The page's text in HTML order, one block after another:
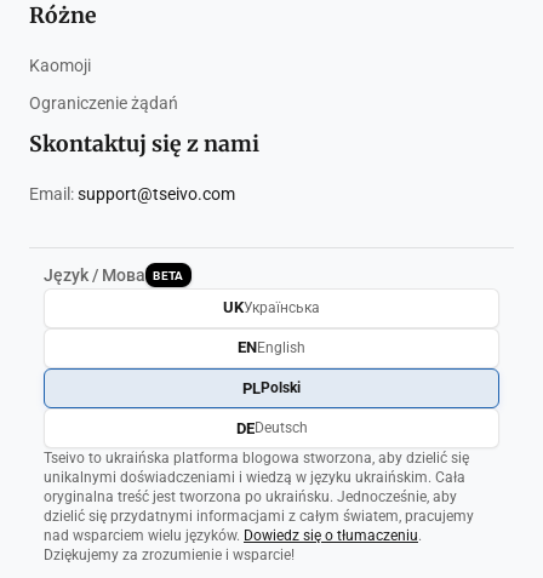
Różne
Kaomoji
Ograniczenie żądań
Skontaktuj się z nami
Email:support@tseivo.com
Język / Мова BETA
Tseivo to ukraińska platforma blogowa stworzona, aby dzielić się
unikalnymi doświadczeniami i wiedzą w języku ukraińskim. Cała
oryginalna treść jest tworzona po ukraińsku. Jednocześnie, aby
dzielić się przydatnymi informacjami z całym światem, pracujemy
nad wsparciem wielu języków. Dowiedz się o tłumaczeniu.
Dziękujemy za zrozumienie i wsparcie!
UKУкраїнська
ENEnglish
PLPolski
DEDeutsch